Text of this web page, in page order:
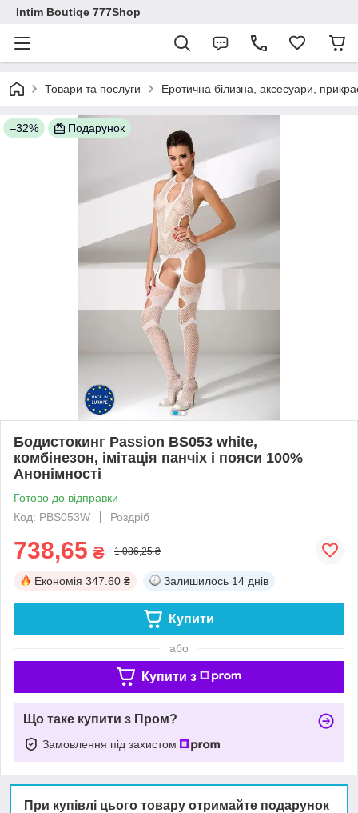
Intim Boutiqe 777Shop
Товари та послуги Еротична білизна, аксесуари,
–32% Подарунок
Бодистокинг Passion BS053 white,
комбінезон, імітація панчіх і пояси 100%
Анонімності
Готово до відправки
Код: PBS053W
Роздріб
738,65 ₴ 1 086,25 ₴
Економія 347.60 ₴ Залишилось 14 днів
Купити
або
Купити з
Що таке купити з Пром?
Замовлення під захистом
При купівлі цього товару отримайте подарунок